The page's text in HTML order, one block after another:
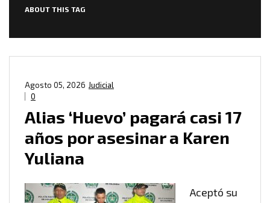
ABOUT THIS TAG
Judicial
Agosto 05, 2026
0
Alias ‘Huevo’ pagará casi 17
años por asesinar a Karen
Yuliana
Aceptó su